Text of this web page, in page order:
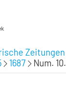
Zeitungen
1687 Num. 10.